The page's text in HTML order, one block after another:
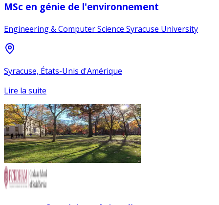
MSc en génie de l'environnement
Engineering & Computer Science Syracuse University
Syracuse, États-Unis d'Amérique
Lire la suite